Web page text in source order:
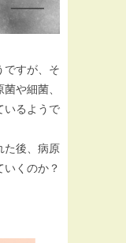
ですが、そ
や細菌、
いるようで
た後、病原
くのか？